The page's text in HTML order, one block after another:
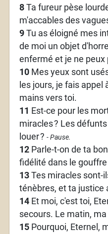
8Ta fureur pèse
m'accables des
9Tu as éloigné mes
de moi un objet
enfermé et je ne peux
10Mes yeux sont
les jours, je fais appel
mains vers toi.
11 Est-ce pour les
miracles? Les
louer? - Pause.
12Parle-t-on de ta
fidélité dans le
13Tes miracles sont-
ténèbres, et ta justice
14Et moi, c'est toi,
secours. Le matin,
15Pourquoi, Eternel,